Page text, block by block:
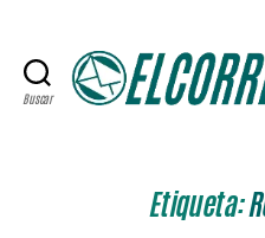
Buscar
Etiqueta: